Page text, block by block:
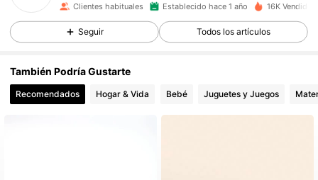
4.94 661 Seguidores
4.94 661 Seguidores
Clientes habituales Establecido hace 1 año 16K Vendido
Seguir Todos los artículos
También Podría Gustarte
Recomendados Hogar & Vida Bebé Juguetes y Juegos